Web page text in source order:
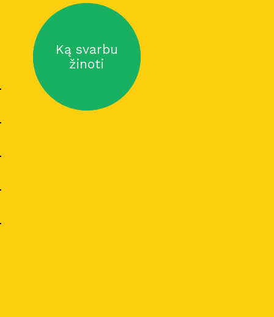
Ką svarbu
žinoti